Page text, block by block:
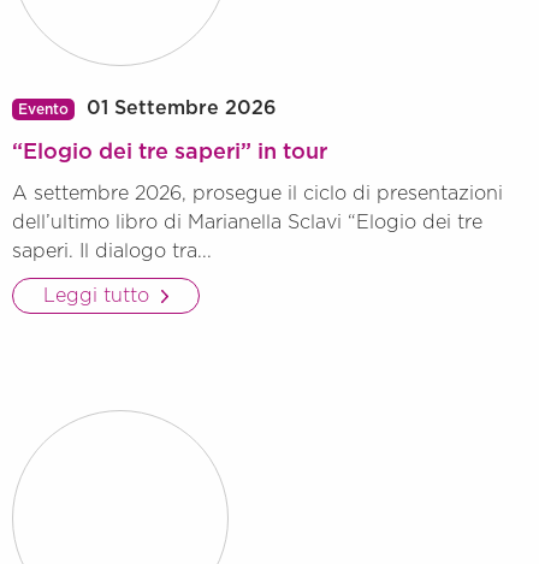
Evento 01 Settembre 2026
“Elogio dei tre saperi” in tour
A settembre 2026, prosegue il ciclo di presentazioni
dell’ultimo libro di Marianella Sclavi “Elogio dei tre
saperi. Il dialogo tra...
Leggi tutto